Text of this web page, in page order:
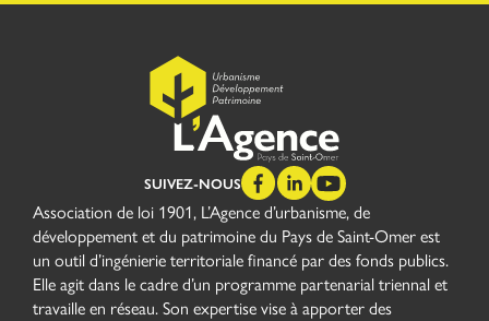
SUIVEZ-NOUS
Association de loi 1901, L’Agence d’urbanisme, de
développement et du patrimoine du Pays de Saint-Omer est
un outil d’ingénierie territoriale financé par des fonds publics.
Elle agit dans le cadre d’un programme partenarial triennal et
travaille en réseau. Son expertise vise à apporter des